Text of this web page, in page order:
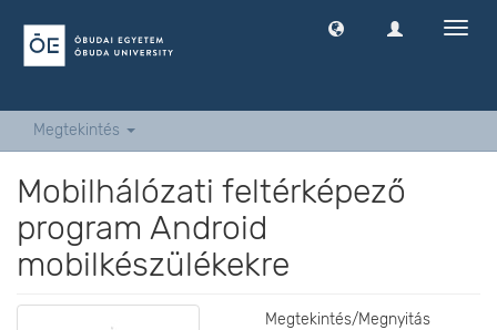
Megtekintés
Mobilhálózati feltérképező
program Android
mobilkészülékekre
Megtekintés/Megnyitás